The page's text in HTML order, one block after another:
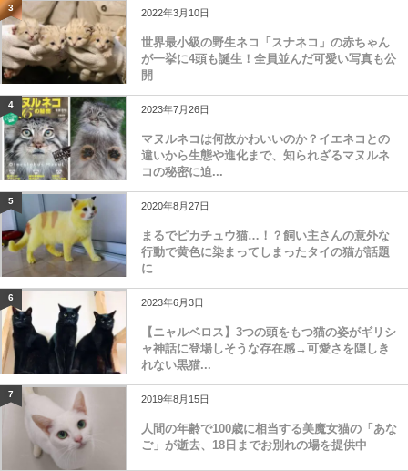
3 2022年3月10日
世界最小級の野生ネコ「スナネコ」の赤ちゃん
が一挙に4頭も誕生！全員並んだ可愛い写真も公
開
4 2023年7月26日
マヌルネコは何故かわいいのか？イエネコとの
違いから生態や進化まで、知られざるマヌルネ
コの秘密に迫...
5 2020年8月27日
まるでピカチュウ猫…！？飼い主さんの意外な
行動で黄色に染まってしまったタイの猫が話題
に
6 2023年6月3日
【ニャルベロス】3つの頭をもつ猫の姿がギリシ
ャ神話に登場しそうな存在感→可愛さを隠しき
れない黒猫...
7 2019年8月15日
人間の年齢で100歳に相当する美魔女猫の「あな
ご」が逝去、18日までお別れの場を提供中